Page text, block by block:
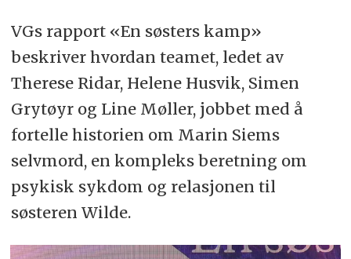
VGs rapport «En søsters kamp»
beskriver hvordan teamet, ledet av
Therese Ridar, Helene Husvik, Simen
Grytøyr og Line Møller, jobbet med å
fortelle historien om Marin Siems
selvmord, en kompleks beretning om
psykisk sykdom og relasjonen til
søsteren Wilde.